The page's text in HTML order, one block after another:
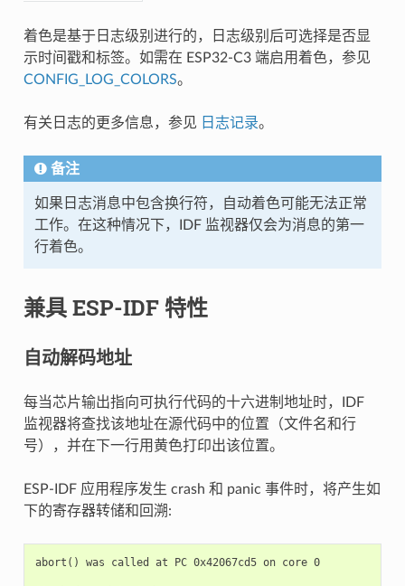
着色是基于日志级别进行的，日志级别后可选择是否显
示时间戳和标签。如需在 ESP32-C3 端启用着色，参见
CONFIG_LOG_COLORS。
有关日志的更多信息，参见 日志记录。
备注
如果日志消息中包含换行符，自动着色可能无法正常
工作。在这种情况下，IDF 监视器仅会为消息的第一
行着色。
兼具 ESP-IDF 特性
自动解码地址
每当芯片输出指向可执行代码的十六进制地址时，IDF
监视器将查找该地址在源代码中的位置（文件名和行
号），并在下一行用黄色打印出该位置。
ESP-IDF 应用程序发生 crash 和 panic 事件时，将产生如
下的寄存器转储和回溯:
abort() was called at PC 0x42067cd5 on core 0